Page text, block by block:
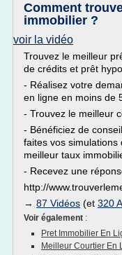
Comment
immobilier ?
voir la vidéo
Trouvez le meilleur
de crédits et prêt
- Réalisez votre
en ligne en moins de
- Trouvez le meilleur
- Bénéficiez de
faites vos
meilleur taux
- Recevez une
http://
→ 87 Vidéos (et 320
Voir également :
Pret Immobilier En
Meilleur Courtier En